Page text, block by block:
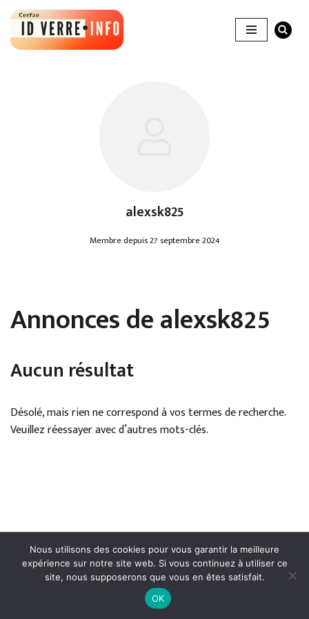
Aller
au
alexsk825
Membre depuis 27 septembre 2024
Annonces de alexsk825
Aucun résultat
Désolé, mais rien ne correspond à vos termes de recherche.
Veuillez réessayer avec d’autres mots-clés.
Politique de confidentialité
● Droits réservés © Cerfav - 2024
Nous utilisons des cookies pour vous garantir la meilleure
expérience sur notre site web. Si vous continuez à utiliser ce
site, nous supposerons que vous en êtes satisfait.
OK